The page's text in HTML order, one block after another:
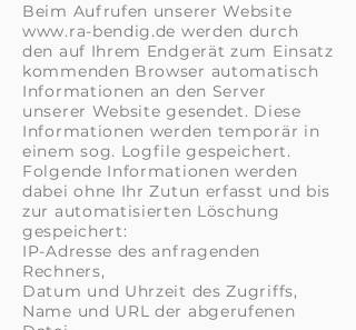
Beim Aufrufen unserer Website
www.ra-bendig.de werden durch
den auf Ihrem Endgerät zum Einsatz
kommenden Browser automatisch
Informationen an den Server
unserer Website gesendet. Diese
Informationen werden temporär in
einem sog. Logfile gespeichert.
Folgende Informationen werden
dabei ohne Ihr Zutun erfasst und bis
zur automatisierten Löschung
gespeichert:
IP-Adresse des anfragenden
Rechners,
Datum und Uhrzeit des Zugriffs,
Name und URL der abgerufenen